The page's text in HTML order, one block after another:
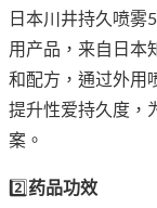
日本川井持久喷雾
用产品，来自日本
和配方，通过外用
提升性爱持久度，
案。
2️⃣ 药品功效